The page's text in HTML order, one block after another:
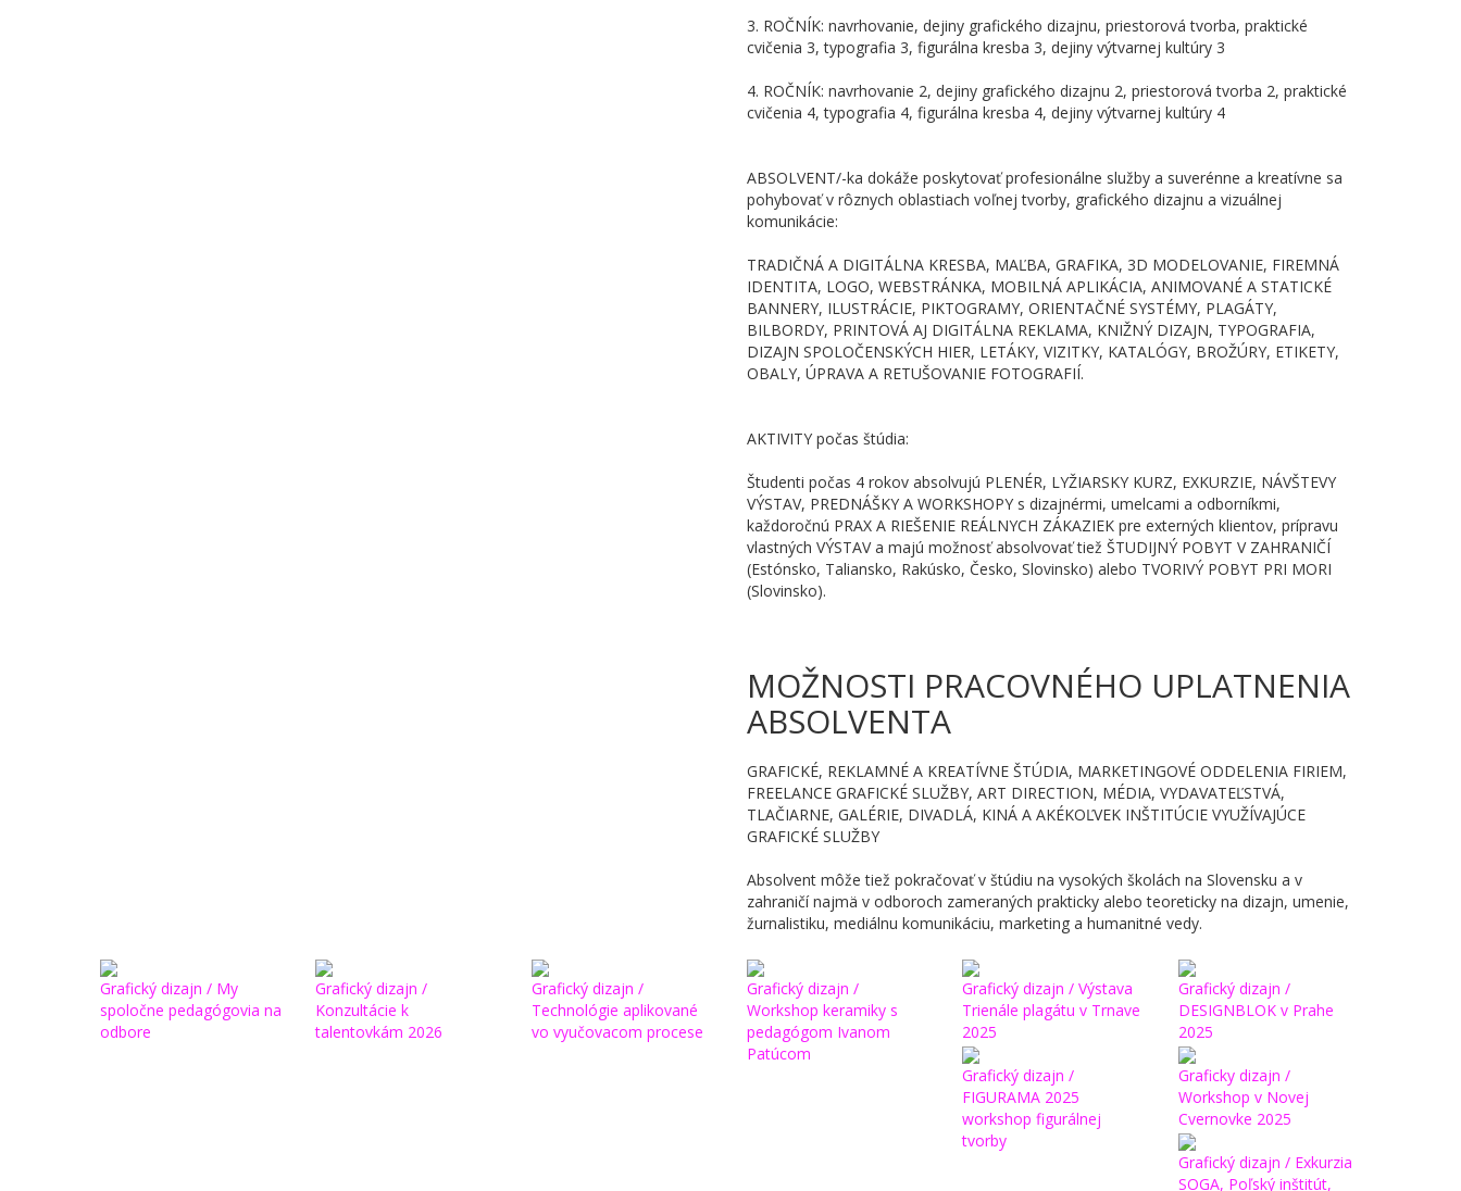
3. ROČNÍK: navrhovanie, dejiny grafického dizajnu, priestorová tvorba, praktické
cvičenia 3, typografia 3, figurálna kresba 3, dejiny výtvarnej kultúry 3
4. ROČNÍK: navrhovanie 2, dejiny grafického dizajnu 2, priestorová tvorba 2, praktické
cvičenia 4, typografia 4, figurálna kresba 4, dejiny výtvarnej kultúry 4
ABSOLVENT/-ka dokáže poskytovať profesionálne služby a suverénne a kreatívne sa
pohybovať v rôznych oblastiach voľnej tvorby, grafického dizajnu a vizuálnej
komunikácie:
TRADIČNÁ A DIGITÁLNA KRESBA, MAĽBA, GRAFIKA, 3D MODELOVANIE, FIREMNÁ
IDENTITA, LOGO, WEBSTRÁNKA, MOBILNÁ APLIKÁCIA, ANIMOVANÉ A STATICKÉ
BANNERY, ILUSTRÁCIE, PIKTOGRAMY, ORIENTAČNÉ SYSTÉMY, PLAGÁTY,
BILBORDY, PRINTOVÁ AJ DIGITÁLNA REKLAMA, KNIŽNÝ DIZAJN, TYPOGRAFIA,
DIZAJN SPOLOČENSKÝCH HIER, LETÁKY, VIZITKY, KATALÓGY, BROŽÚRY, ETIKETY,
OBALY, ÚPRAVA A RETUŠOVANIE FOTOGRAFIÍ.
AKTIVITY počas štúdia:
Študenti počas 4 rokov absolvujú PLENÉR, LYŽIARSKY KURZ, EXKURZIE, NÁVŠTEVY
VÝSTAV, PREDNÁŠKY A WORKSHOPY s dizajnérmi, umelcami a odborníkmi,
každoročnú PRAX A RIEŠENIE REÁLNYCH ZÁKAZIEK pre externých klientov, prípravu
vlastných VÝSTAV a majú možnosť absolvovať tiež ŠTUDIJNÝ POBYT V ZAHRANIČÍ
(Estónsko, Taliansko, Rakúsko, Česko, Slovinsko) alebo TVORIVÝ POBYT PRI MORI
(Slovinsko).
MOŽNOSTI PRACOVNÉHO UPLATNENIA
ABSOLVENTA
GRAFICKÉ, REKLAMNÉ A KREATÍVNE ŠTÚDIA, MARKETINGOVÉ ODDELENIA FIRIEM,
FREELANCE GRAFICKÉ SLUŽBY, ART DIRECTION, MÉDIA, VYDAVATEĽSTVÁ,
TLAČIARNE, GALÉRIE, DIVADLÁ, KINÁ A AKÉKOĽVEK INŠTITÚCIE VYUŽÍVAJÚCE
GRAFICKÉ SLUŽBY
Absolvent môže tiež pokračovať v štúdiu na vysokých školách na Slovensku a v
zahraničí najmä v odboroch zameraných prakticky alebo teoreticky na dizajn, umenie,
žurnalistiku, mediálnu komunikáciu, marketing a humanitné vedy.
Grafický dizajn / My
spoločne pedagógovia na
odbore
Grafický dizajn /
Konzultácie k
talentovkám 2026
Grafický dizajn /
Technológie aplikované
vo vyučovacom procese
Grafický dizajn /
Workshop keramiky s
pedagógom Ivanom
Patúcom
Grafický dizajn / Výstava
Trienále plagátu v Trnave
2025
Grafický dizajn /
DESIGNBLOK v Prahe
2025
Grafický dizajn /
FIGURAMA 2025
workshop figurálnej
tvorby
Graficky dizajn /
Workshop v Novej
Cvernovke 2025
Grafický dizajn / Exkurzia
SOGA, Poľský inštitút,